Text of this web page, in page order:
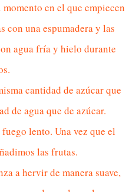
en el que empiecen
con una espumadera y las
agua fría y hielo durante
cantidad de azúcar que
de agua que de azúcar.
lento. Una vez que el
las frutas.
a hervir de manera suave,